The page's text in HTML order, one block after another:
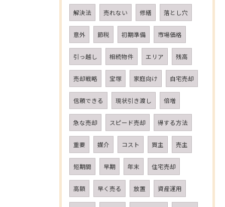
解決法 売れない 修繕 落とし穴
意外 節税 初期準備 市場価格
引っ越し 相続物件 エリア 残高
売却戦略 宝塚 家庭向け 自宅売却
信頼できる 現状引き渡し 倍増
急な売却 スピード売却 得する方法
重要 媒介 コスト 買主 売主
短期間 早期 年末 住宅売却
高額 早く売る 放置 資産運用